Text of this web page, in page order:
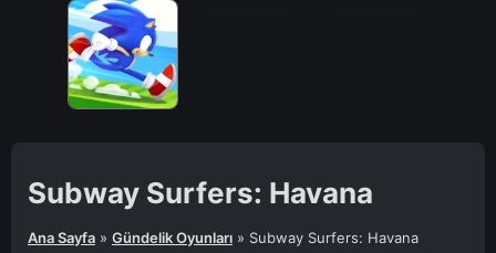
Subway Surfers: Havana
Ana Sayfa » Gündelik Oyunları » Subway Surfers: Havana